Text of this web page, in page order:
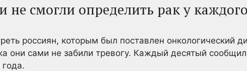
не смогли определить рак у
россиян, которым был поставлен онкологический
они сами не забили тревогу. Каждый десятый